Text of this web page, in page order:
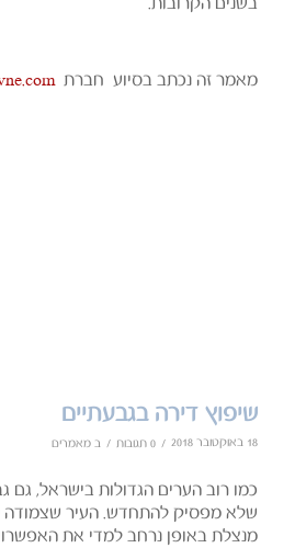
מאמר זה נכתב בסיוע חברת
שיפוץ דירה בגבעתיים
18 באוקטובר 2018 / 0 תגובות / ב מאמרים
כמו רוב הערים הגדולות בישראל, גם
שלא מפסיק להתחדש. העיר שצמודה